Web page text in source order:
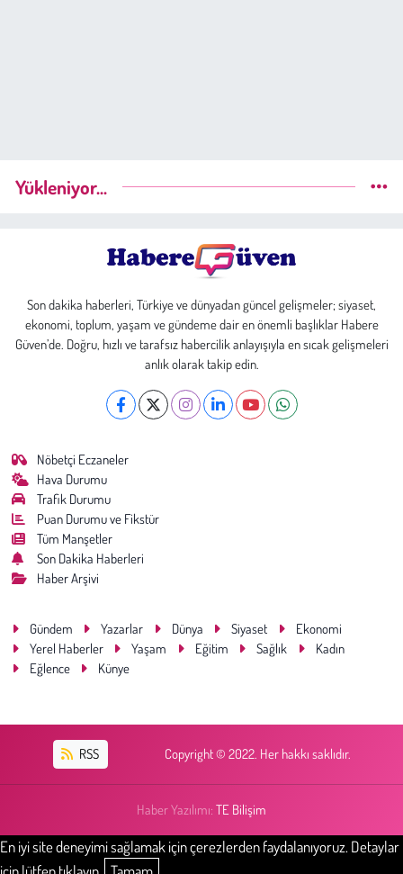
Yükleniyor...
Son dakika haberleri, Türkiye ve dünyadan güncel gelişmeler; siyaset,
ekonomi, toplum, yaşam ve gündeme dair en önemli başlıklar Habere
Güven’de. Doğru, hızlı ve tarafsız habercilik anlayışıyla en sıcak gelişmeleri
anlık olarak takip edin.
Nöbetçi Eczaneler
Hava Durumu
Trafik Durumu
Puan Durumu ve Fikstür
Tüm Manşetler
Son Dakika Haberleri
Haber Arşivi
Gündem Yazarlar Dünya Siyaset
Ekonomi
Yerel Haberler
Yaşam Eğitim Sağlık
Kadın
Eğlence
Künye
RSS Copyright © 2022. Her hakkı saklıdır.
Haber Yazılımı: TE Bilişim
En iyi site deneyimi sağlamak için çerezlerden faydalanıyoruz. Detaylar